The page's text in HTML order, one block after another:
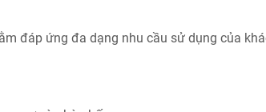
đáp ứng đa dạng nhu cầu sử dụng của